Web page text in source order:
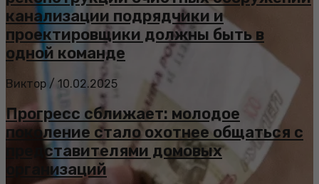
канализации подрядчики и
проектировщики должны быть в
одной команде
Виктор / 10.02.2025
Прогресс сближает: молодое
поколение стало охотнее общаться с
представителями домовых
организаций